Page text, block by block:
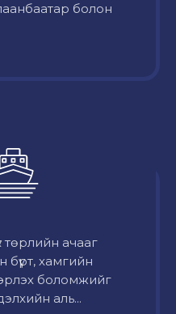
болон
төрлийн ачааг
бүрт, хамгийн
боломжийг
аль...